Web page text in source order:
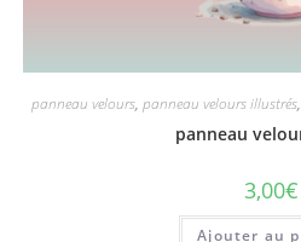
panneau velours, panneau velours illustrés,
panneau
3,00€
Ajouter au